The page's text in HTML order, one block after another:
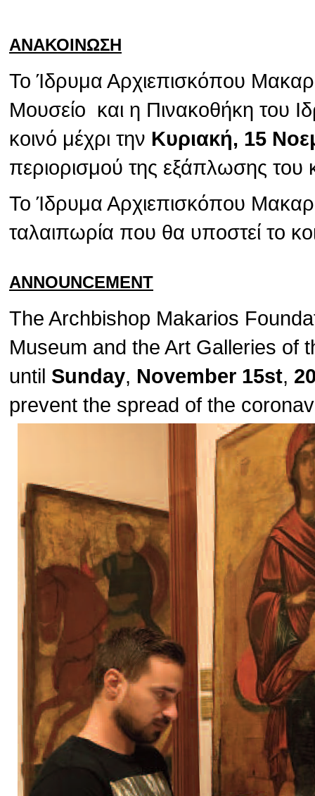
ΑΝΑΚΟΙΝΩΣΗ
Το Ίδρυμα Αρχιεπισκόπου
Μουσείο και η Πινακοθήκη του
κοινό μέχρι την Κυριακή, 15
περιορισμού της εξάπλωσης του
Το Ίδρυμα Αρχιεπισκόπου
ταλαιπωρία που θα υποστεί το
ANNOUNCEMENT
The Archbishop Makarios
Museum and the Art Galleries of
until Sunday, November 15st,
prevent the spread of the